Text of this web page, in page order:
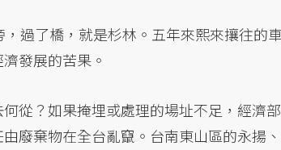
過了橋，就是杉林。五年來熙來攘往的
發展的苦果。
從？如果掩埋或處理的場址不足，經濟部
廢棄物在全台亂竄。台南東山區的永揚、